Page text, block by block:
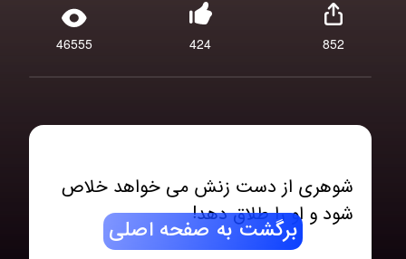
46555 424 852
شوهری از دست زنش می خواهد خلاص
برگشت به صفحه اصلی